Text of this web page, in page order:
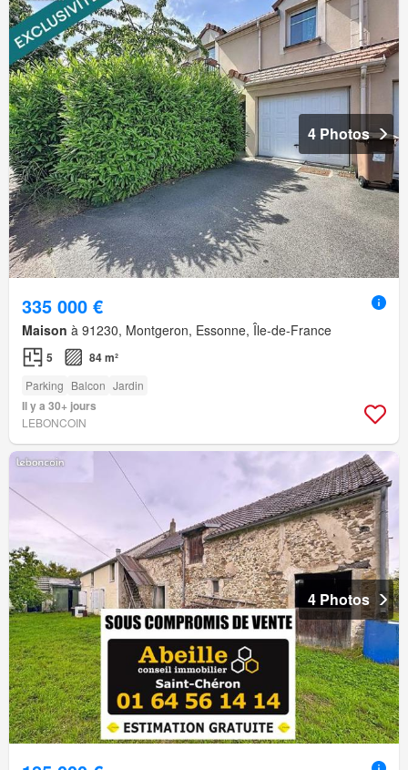
4 Photos
335 000 €
Maison à 91230, Montgeron, Essonne, Île-de-France
5 84 m²
Parking Balcon Jardin
Il y a 30+ jours
LEBONCOIN
4 Photos